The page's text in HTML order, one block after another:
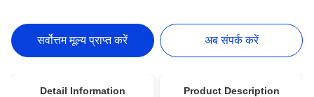
सर्वोत्तम मूल्य प्राप्त करें अब संपर्क करें
Detail Information Product Description